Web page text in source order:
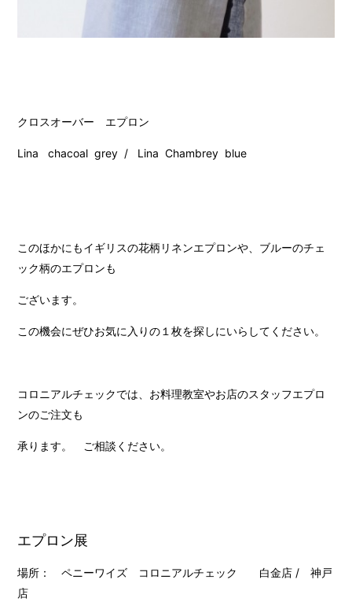
クロスオーバー エプロン
Lina chacoal grey / Lina Chambrey blue
このほかにもイギリスの花柄リネンエプロンや、ブルーのチェ
ック柄のエプロンも
ございます。
この機会にぜひお気に入りの１枚を探しにいらしてください。
コロニアルチェックでは、お料理教室やお店のスタッフエプロ
ンのご注文も
承ります。 ご相談ください。
エプロン展
場所： ペニーワイズ コロニアルチェック 白金店 / 神戸
店